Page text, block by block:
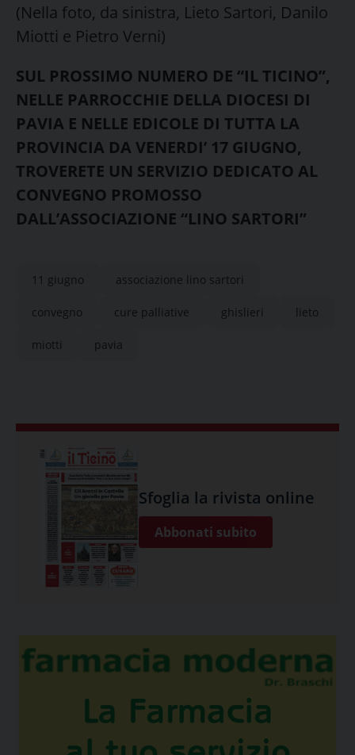
(Nella foto, da sinistra, Lieto Sartori, Danilo
Miotti e Pietro Verni)
SUL PROSSIMO NUMERO DE “IL TICINO”,
NELLE PARROCCHIE DELLA DIOCESI DI
PAVIA E NELLE EDICOLE DI TUTTA LA
PROVINCIA DA VENERDI’ 17 GIUGNO,
TROVERETE UN SERVIZIO DEDICATO AL
CONVEGNO PROMOSSO
DALL’ASSOCIAZIONE “LINO SARTORI”
11 giugno associazione lino sartori
convegno cure palliative ghislieri lieto
miotti pavia
Sfoglia la rivista online
Abbonati subito